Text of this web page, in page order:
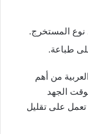
نوع المستخرج.
طباعة.
من أهم
الجهد
تعمل على تقليل